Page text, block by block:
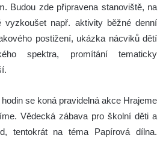
Budou zde připravena stanoviště, na
vyzkoušet např. aktivity běžné denní
postižení, ukázka nácviků dětí
spektra, promítání tematicky
se koná pravidelná akce Hrajeme
Vědecká zábava pro školní děti a
tentokrát na téma Papírová dílna.